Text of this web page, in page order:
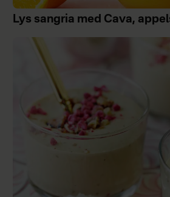
Lys sangria med Cava,